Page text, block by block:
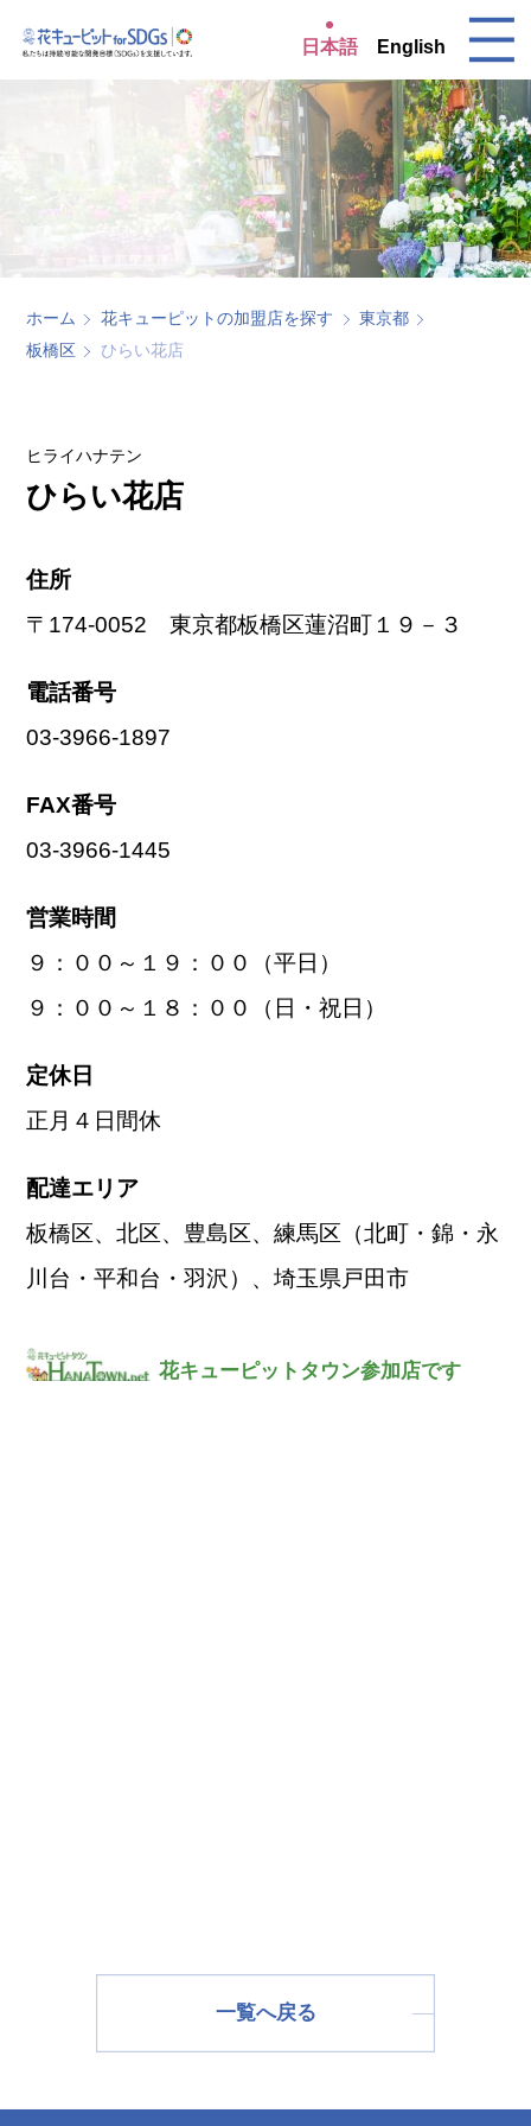
日本語 English
ホーム 花キューピットの加盟店を探す
東京都
板橋区
ひらい花店
ヒライハナテン
ひらい花店
住所
〒174-0052 東京都板橋区蓮沼町１９－３
電話番号
03-3966-1897
FAX番号
03-3966-1445
営業時間
９：００～１９：００（平日）
９：００～１８：００（日・祝日）
定休日
正月４日間休
配達エリア
板橋区、北区、豊島区、練馬区（北町・錦・永
川台・平和台・羽沢）、埼玉県戸田市
花キューピットタウン参加店です
一覧へ戻る